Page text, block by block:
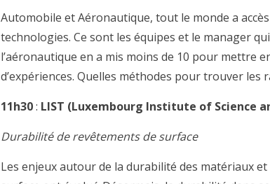
Automobile et Aéronautique, tout le monde a
technologies. Ce sont les équipes et le manager
l’aéronautique en a mis moins de 10 pour mettre
d’expériences. Quelles méthodes pour trouver les
11h30: LIST (Luxembourg Institute of Science
Durabilité de revêtements de surface
Les enjeux autour de la durabilité des matériaux